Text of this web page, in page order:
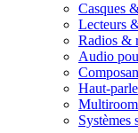
Casques
Lecteurs
Radios &
Audio
Haut-
Multiroom
Systèmes